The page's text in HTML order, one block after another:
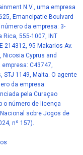
N.V., uma empresa
Emancipatie Boulvard
da empresa: 3-
Rica, 555-1007, INT
214312, 95 Makarios Av.
Nicosia Cyprus and
C43747,
STJ 1149, Malta. O agente
da empresa:
pela Curaçao
o número de licença
sobre Jogos de
nº 157).